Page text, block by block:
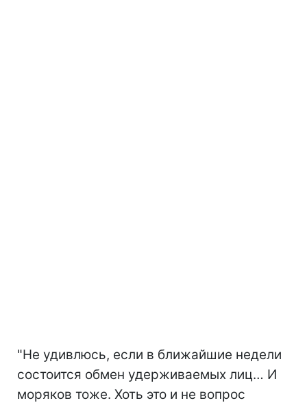
"Не удивлюсь, если в ближайшие недели
состоится обмен удерживаемых лиц… И
моряков тоже. Хоть это и не вопрос